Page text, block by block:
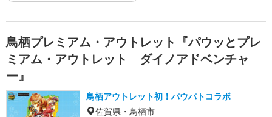
鳥栖プレミアム・アウトレット『パウッとプレ
ミアム・アウトレット ダイノアドベンチャ
ー』
鳥栖アウトレット初！パウパトコラボ
佐賀県・鳥栖市